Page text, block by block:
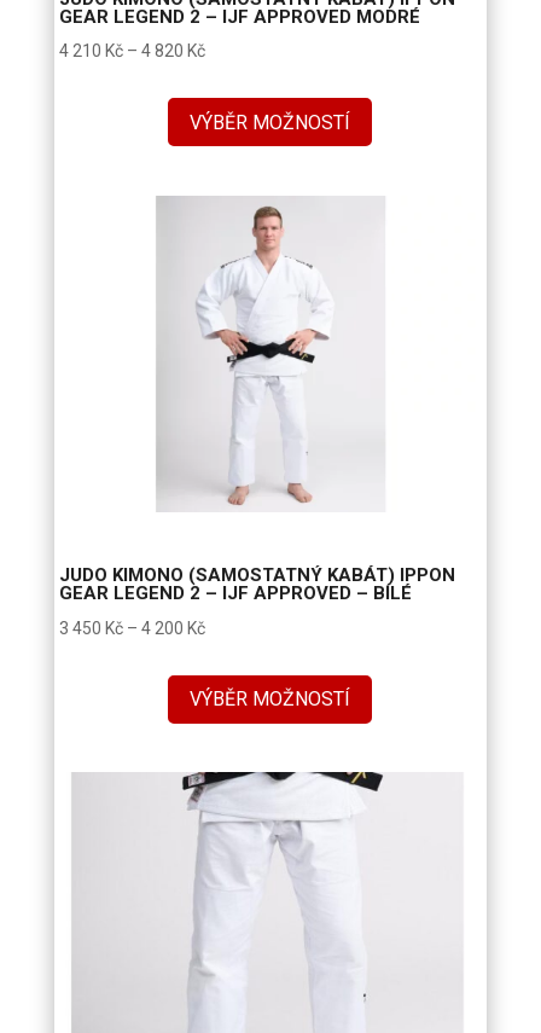
GEAR LEGEND 2 – IJF APPROVED MODRÉ
4 210 Kč – 4 820 KčRozpětí
4
210 Kč
820 Kč
VÝBĚR MOŽNOSTÍ
JUDO KIMONO (SAMOSTATNÝ KABÁT) IPPON
GEAR LEGEND 2 – IJF APPROVED – BÍLÉ
3 450Kč – 4 200KčRozpětí
3
450 Kč
4
200 Kč
VÝBĚR MOŽNOSTÍ